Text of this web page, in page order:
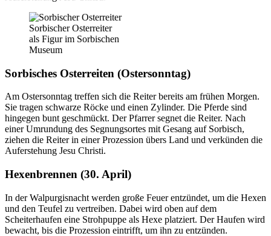
Sorbischer Osterreiter
als Figur im Sorbischen
Museum
Sorbisches Osterreiten (Ostersonntag)
Am Ostersonntag treffen sich die Reiter bereits am frühen Morgen.
Sie tragen schwarze Röcke und einen Zylinder. Die Pferde sind
hingegen bunt geschmückt. Der Pfarrer segnet die Reiter. Nach
einer Umrundung des Segnungsortes mit Gesang auf Sorbisch,
ziehen die Reiter in einer Prozession übers Land und verkünden die
Auferstehung Jesu Christi.
Hexenbrennen (30. April)
In der Walpurgisnacht werden große Feuer entzündet, um die Hexen
und den Teufel zu vertreiben. Dabei wird oben auf dem
Scheiterhaufen eine Strohpuppe als Hexe platziert. Der Haufen wird
bewacht, bis die Prozession eintrifft, um ihn zu entzünden.